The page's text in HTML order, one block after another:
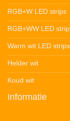
RGB+W LED strips
RGB+WW LED
Warm wit LED strips
Helder wit
Koud wit
Informatie